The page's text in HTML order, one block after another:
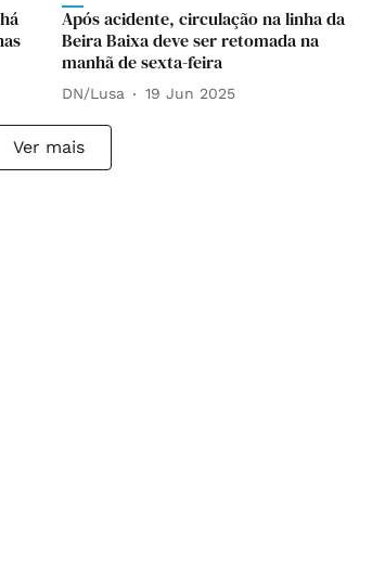
Após acidente, circulação na linha da
Beira Baixa deve ser retomada na
manhã de sexta-feira
DN/Lusa 19 Jun 2025
Ver mais